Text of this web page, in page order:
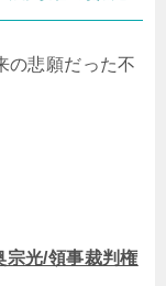
の悲願だった不
宗光/領事裁判権